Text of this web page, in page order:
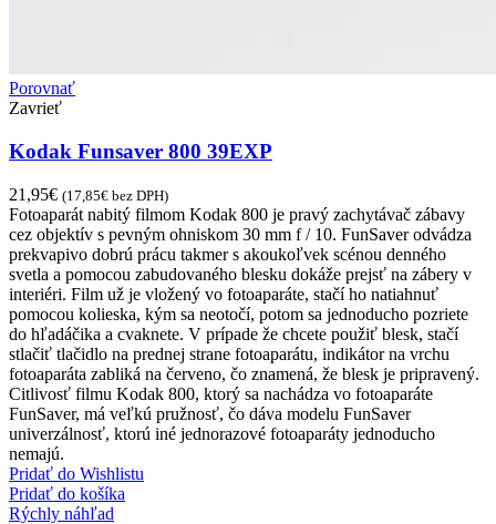
Porovnať
Zavrieť
Kodak Funsaver 800 39EXP
21,95€ (17,85€ bez DPH)
Fotoaparát nabitý filmom Kodak 800 je pravý zachytávač zábavy
cez objektív s pevným ohniskom 30 mm f / 10. FunSaver odvádza
prekvapivo dobrú prácu takmer s akoukoľvek scénou denného
svetla a pomocou zabudovaného blesku dokáže prejsť na zábery v
interiéri. Film už je vložený vo fotoaparáte, stačí ho natiahnuť
pomocou kolieska, kým sa neotočí, potom sa jednoducho pozriete
do hľadáčika a cvaknete. V prípade že chcete použiť blesk, stačí
stlačiť tlačidlo na prednej strane fotoaparátu, indikátor na vrchu
fotoaparáta zabliká na červeno, čo znamená, že blesk je pripravený.
Citlivosť filmu Kodak 800, ktorý sa nachádza vo fotoaparáte
FunSaver, má veľkú pružnosť, čo dáva modelu FunSaver
univerzálnosť, ktorú iné jednorazové fotoaparáty jednoducho
nemajú.
Pridať do Wishlistu
Pridať do košíka
Rýchly náhľad